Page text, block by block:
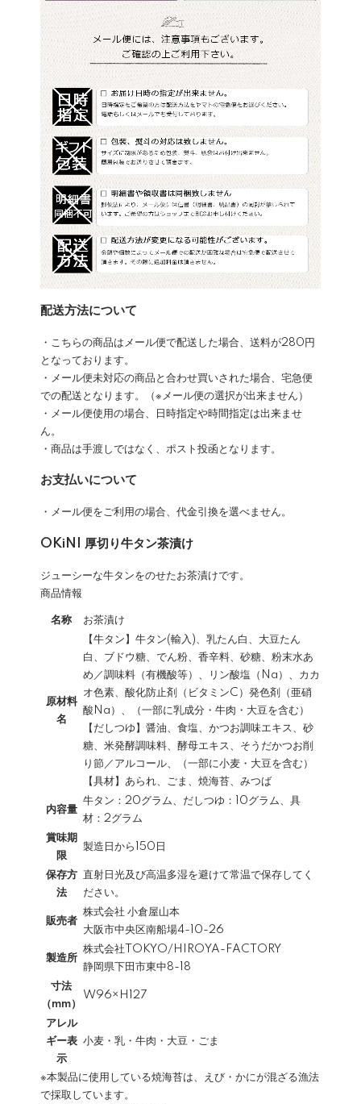
配送方法について
・こちらの商品はメール便で配送した場合、送料が280円
となっております。
・メール便未対応の商品と合わせ買いされた場合、宅急便
での配送となります。（※メール便の選択が出来ません）
・メール便使用の場合、日時指定や時間指定は出来ませ
ん。
・商品は手渡しではなく、ポスト投函となります。
お支払いについて
・メール便をご利用の場合、代金引換を選べません。
OKiNI 厚切り牛タン茶漬け
ジューシーな牛タンをのせたお茶漬けです。
商品情報
名称 お茶漬け
原材料
名
【牛タン】牛タン(輸入)、乳たん白、大豆たん
白、ブドウ糖、でん粉、香辛料、砂糖、粉末水あ
め／調味料（有機酸等）、リン酸塩（Na）、カカ
オ色素、酸化防止剤（ビタミンC）発色剤（亜硝
酸Na）、（一部に乳成分・牛肉・大豆を含む）
【だしつゆ】醤油、食塩、かつお調味エキス、砂
糖、米発酵調味料、酵母エキス、そうだかつお削
り節／アルコール、（一部に小麦・大豆を含む）
【具材】あられ、ごま、焼海苔、みつば
内容量
牛タン：20グラム、だしつゆ：10グラム、具
材：2グラム
賞味期
限
製造日から150日
保存方
法
直射日光及び高温多湿を避けて常温で保存してく
ださい。
販売者
株式会社 小倉屋山本
大阪市中央区南船場4-10-26
製造所
株式会社TOKYO/HIROYA-FACTORY
静岡県下田市東中8-18
寸法
（mm）
W96×H127
アレル
ギー表
示
小麦・乳・牛肉・大豆・ごま
※本製品に使用している焼海苔は、えび・かにが混ざる漁法
で採取しています。